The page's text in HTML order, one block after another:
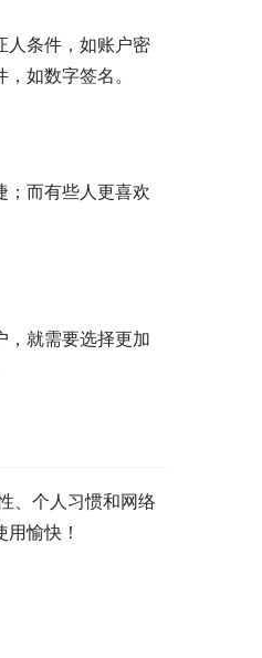
人条件，如账户密
如数字签名。
；而有些人更喜欢
，就需要选择更加
、个人习惯和网络
愉快！